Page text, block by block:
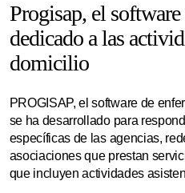
Progisap, el
dedicado a las
domicilio
PROGISAP, el software de
se ha desarrollado para
específicas de las agencias,
asociaciones que prestan
que incluyen actividades